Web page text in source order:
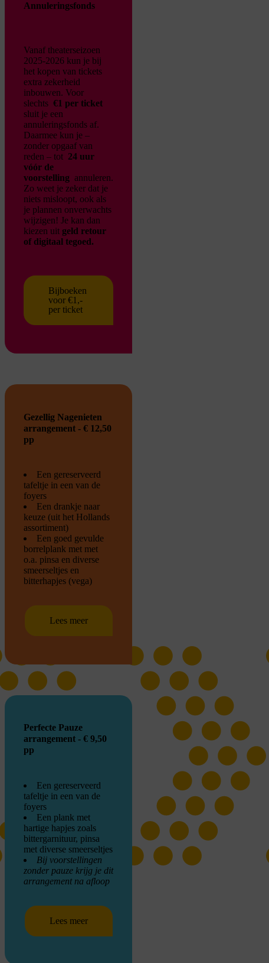
Annuleringsfonds
Vanaf theaterseizoen
2025-2026 kun je bij
het kopen van tickets
extra zekerheid
inbouwen. Voor
slechts €1 per ticket
sluit je een
annuleringsfonds af.
Daarmee kun je –
zonder opgaaf van
reden – tot 24 uur
vóór de
voorstelling annuleren.
Zo weet je zeker dat je
niets misloopt, ook als
je plannen onverwachts
wijzigen! Je kan dan
kiezen uit geld retour
of digitaal tegoed.
Bijboeken
voor €1,-
per ticket
Gezellig Nagenieten
arrangement - € 12,50
pp
Een gereserveerd
tafeltje in een van de
foyers
Een drankje naar
keuze (uit het Hollands
assortiment)
Een goed gevulde
borrelplank met met
o.a. pinsa en diverse
smeerseltjes en
bitterhapjes (vega)
Lees meer
Perfecte Pauze
arrangement - € 9,50
pp
Een gereserveerd
tafeltje in een van de
foyers
Een plank met
hartige hapjes zoals
bittergarnituur, pinsa
met diverse smeerseltjes
Bij voorstellingen
zonder pauze krijg je dit
arrangement na afloop
Lees meer